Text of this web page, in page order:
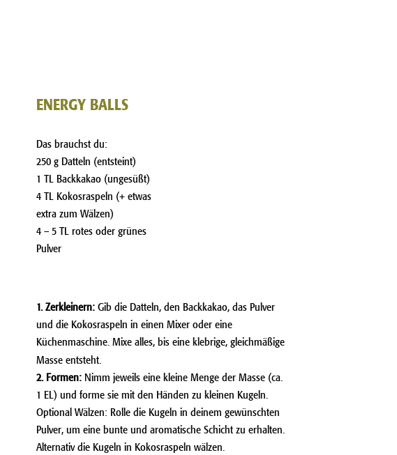
ENERGY BALLS
Das brauchst du:
250 g Datteln (entsteint)
1 TL Backkakao (ungesüßt)
4 TL Kokosraspeln (+ etwas
extra zum Wälzen)
4 – 5 TL rotes oder grünes
Pulver
1. Zerkleinern: Gib die Datteln, den Backkakao, das Pulver
und die Kokosraspeln in einen Mixer oder eine
Küchenmaschine. Mixe alles, bis eine klebrige, gleichmäßige
Masse entsteht.
2. Formen: Nimm jeweils eine kleine Menge der Masse (ca.
1 EL) und forme sie mit den Händen zu kleinen Kugeln.
Optional Wälzen: Rolle die Kugeln in deinem gewünschten
Pulver, um eine bunte und aromatische Schicht zu erhalten.
Alternativ die Kugeln in Kokosraspeln wälzen.